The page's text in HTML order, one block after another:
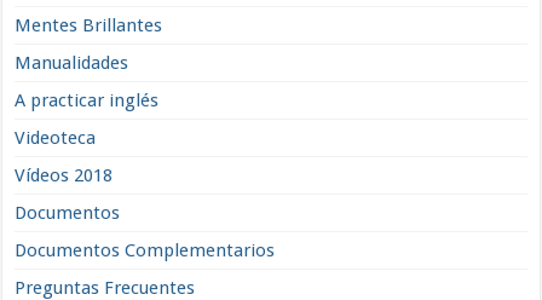
Mentes Brillantes
Manualidades
A practicar inglés
Videoteca
Vídeos 2018
Documentos
Documentos Complementarios
Preguntas Frecuentes